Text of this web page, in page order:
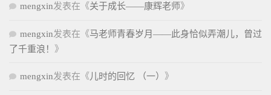
mengxin发表在《关于成长——康辉老师》
mengxin发表在《马老师青春岁月——此身恰似弄潮儿，曾过
了千重浪！ 》
mengxin发表在《 儿时的回忆 （一） 》